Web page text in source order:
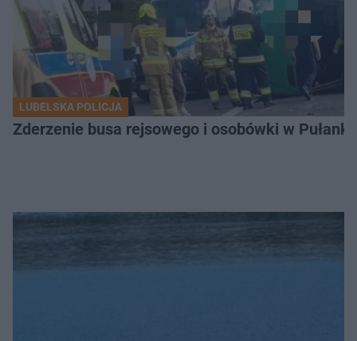
LUBELSKA POLICJA
Zderzenie busa rejsowego i osobówki w